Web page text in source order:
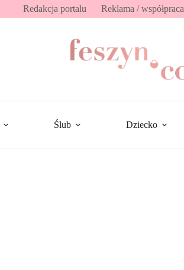
Redakcja portalu Reklama / współpraca
Ślub Dziecko